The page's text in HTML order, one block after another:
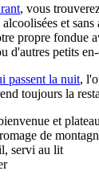
, vous
et
propre fondue
d'autres petits
passent la nuit,
toujours la
et
de
servi au lit